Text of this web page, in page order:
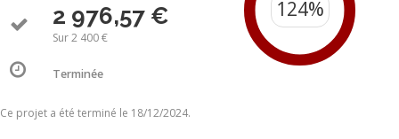
2 976,57 €
Sur 2 400 €
Terminée
Ce projet a été terminé le 18/12/2024.